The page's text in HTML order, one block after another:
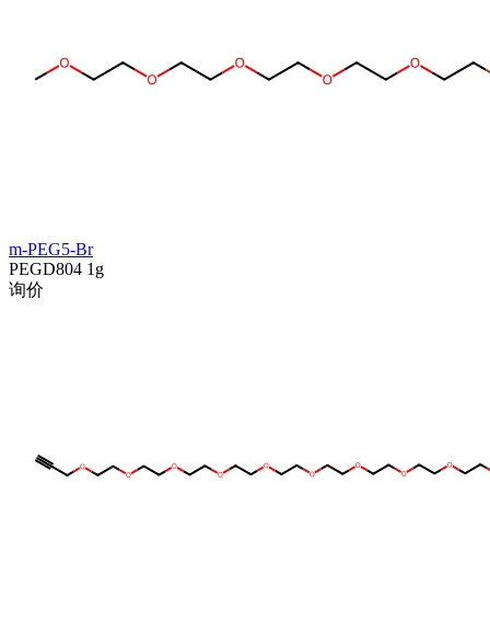
m-PEG5-Br
PEGD804 1g
询价